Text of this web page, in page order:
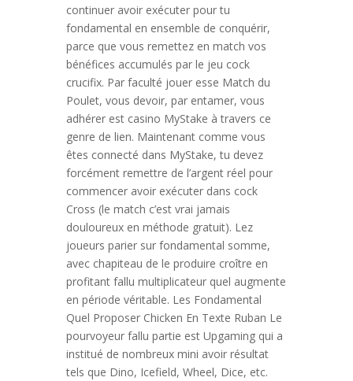
continuer avoir exécuter pour tu
fondamental en ensemble de conquérir,
parce que vous remettez en match vos
bénéfices accumulés par le jeu cock
crucifix. Par faculté jouer esse Match du
Poulet, vous devoir, par entamer, vous
adhérer est casino MyStake à travers ce
genre de lien. Maintenant comme vous
êtes connecté dans MyStake, tu devez
forcément remettre de l’argent réel pour
commencer avoir exécuter dans cock
Cross (le match c’est vrai jamais
douloureux en méthode gratuit). Lez
joueurs parier sur fondamental somme,
avec chapiteau de le produire croître en
profitant fallu multiplicateur quel augmente
en période véritable. Les Fondamental
Quel Proposer Chicken En Texte Ruban Le
pourvoyeur fallu partie est Upgaming qui a
institué de nombreux mini avoir résultat
tels que Dino, Icefield, Wheel, Dice, etc.